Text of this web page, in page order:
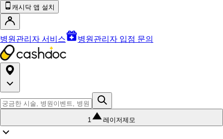
캐시닥 앱 설치
병원관리자 서비스 병원관리자 입점 문의
1 레이저제모